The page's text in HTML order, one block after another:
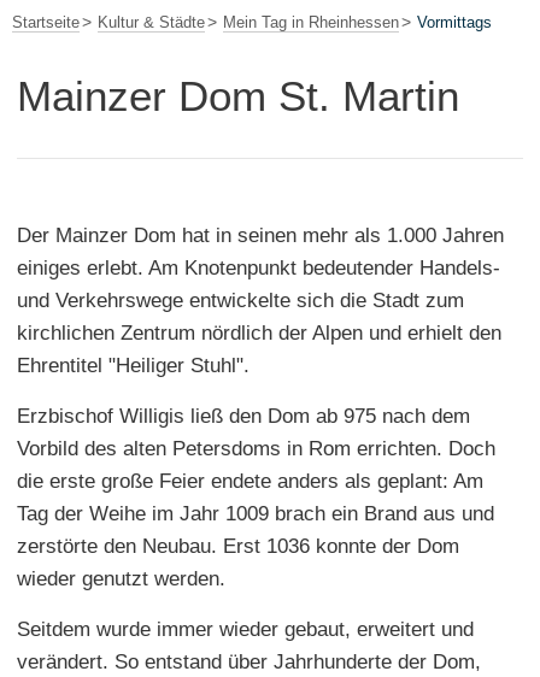
Startseite Kultur & Städte Mein Tag in Rheinhessen Vormittags
Mainzer Dom St. Martin
Der Mainzer Dom hat in seinen mehr als 1.000 Jahren
einiges erlebt. Am Knotenpunkt bedeutender Handels-
und Verkehrswege entwickelte sich die Stadt zum
kirchlichen Zentrum nördlich der Alpen und erhielt den
Ehrentitel "Heiliger Stuhl".
Erzbischof Willigis ließ den Dom ab 975 nach dem
Vorbild des alten Petersdoms in Rom errichten. Doch
die erste große Feier endete anders als geplant: Am
Tag der Weihe im Jahr 1009 brach ein Brand aus und
zerstörte den Neubau. Erst 1036 konnte der Dom
wieder genutzt werden.
Seitdem wurde immer wieder gebaut, erweitert und
verändert. So entstand über Jahrhunderte der Dom,